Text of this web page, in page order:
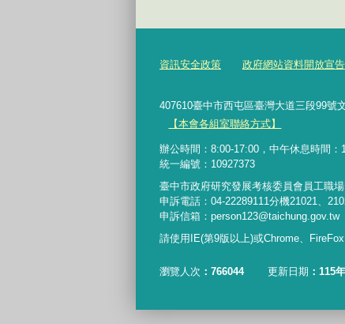
資訊安全政策 政府網站資料開放宣告
407610臺中市西屯區臺灣大道三段99號
【本會各組室聯絡方式】
辦公時間：8:00-17:00，中午休息時間
統一編號：10927373
臺中市政府研究發展考核委員會員工職
申訴電話：04-22289111分機21021、
申訴信箱：person123@taichung.gov.tw
請使用IE(第9版以上)或Chrome、
瀏覽人次 766044 更新日期 115